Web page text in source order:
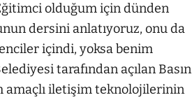
olduğum için dünden
dersini anlatıyoruz, onu da
içindi, yoksa benim
tarafından açılan Basın
amaçlı iletişim teknolojilerinin